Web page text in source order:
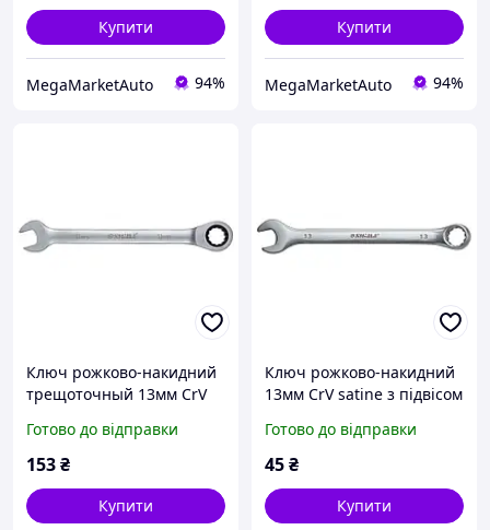
Купити
MegaMarketAuto 94%
Купити
MegaMarketAuto 94%
Ключ рожково-накидний
трещоточный 13мм CrV
Готово до відправки
153₴
Купити
Ключ рожково-накидний
13мм CrV satine з підвісом
Готово до відправки
45₴
Купити